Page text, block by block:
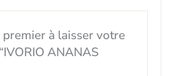
premier à laisser votre
ANANAS